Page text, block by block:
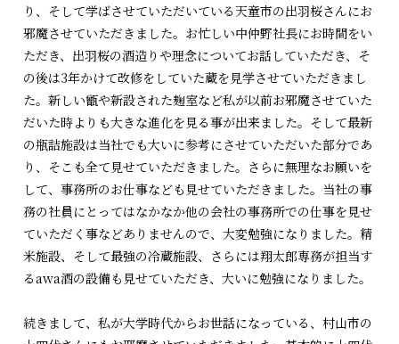
り、そして学ばさせていただいている天童市の出羽桜さんにお
邪魔させていただきました。お忙しい中仲野社長にお時間をい
ただき、出羽桜の酒造りや理念についてお話していただき、そ
の後は3年かけて改修をしていた蔵を見学させていただきまし
た。新しい甑や新設された麹室など私が以前お邪魔させていた
だいた時よりも大きな進化を見る事が出来ました。そして最新
の瓶詰施設は当社でも大いに参考にさせていただいた部分であ
り、そこも全て見せていただきました。さらに無理なお願いを
して、事務所のお仕事なども見せていただきました。当社の事
務の社員にとってはなかなか他の会社の事務所での仕事を見せ
ていただく事などありませんので、大変勉強になりました。精
米施設、そして最強の冷蔵施設、さらには翔太郎専務が担当す
るawa酒の設備も見せていただき、大いに勉強になりました。
続きまして、私が大学時代からお世話になっている、村山市の